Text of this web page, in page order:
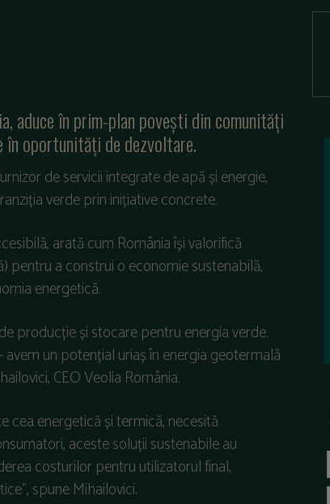
aduce în prim-plan povești din comunități
în oportunități de dezvoltare.
de servicii integrate de apă și energie,
verde prin inițiative concrete.
arată cum România își valorifică
pentru a construi o economie sustenabilă,
energetică.
producție și stocare pentru energia verde.
un potențial uriaș în energia geotermală
CEO Veolia România.
cea energetică și termică, necesită
aceste soluții sustenabile au
costurilor pentru utilizatorul final,
spune Mihailovici.